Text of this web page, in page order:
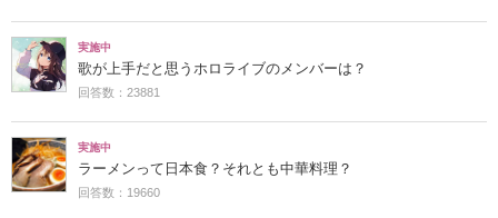
実施中
歌が上手だと思うホロライブのメンバーは？
回答数：23881
実施中
ラーメンって日本食？それとも中華料理？
回答数：19660